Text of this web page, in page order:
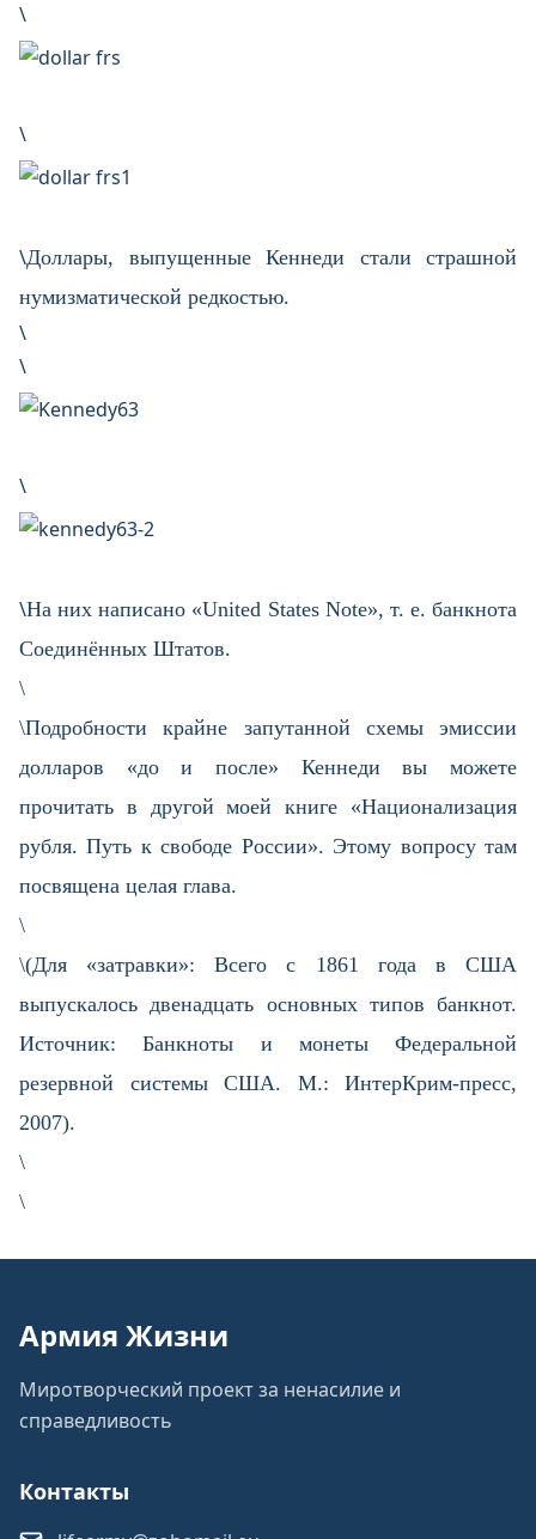
\
\
\Доллары, выпущенные Кеннеди стали страшной
нумизматической редкостью.
\
\
\
\На них написано «United States Note», т. е. банкнота
Соединённых Штатов.
\
\Подробности крайне запутанной схемы эмиссии
долларов «до и после» Кеннеди вы можете
прочитать в другой моей книге «Национализация
рубля. Путь к свободе России». Этому вопросу там
посвящена целая глава.
\
\(Для «затравки»: Всего с 1861 года в США
выпускалось двенадцать основных типов банкнот.
Источник: Банкноты и монеты Федеральной
резервной системы США. М.: ИнтерКрим-пресс,
2007).
\
\
Армия Жизни
Миротворческий проект за ненасилие и
справедливость
Контакты